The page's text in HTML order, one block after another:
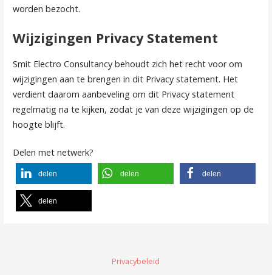
worden bezocht.
Wijzigingen Privacy Statement
Smit Electro Consultancy behoudt zich het recht voor om
wijzigingen aan te brengen in dit Privacy statement. Het
verdient daarom aanbeveling om dit Privacy statement
regelmatig na te kijken, zodat je van deze wijzigingen op de
hoogte blijft.
Delen met netwerk?
delen delen delen
delen
Privacybeleid